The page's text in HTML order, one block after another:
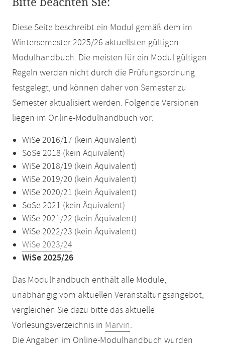
Diese Seite beschreibt ein Modul gemäß dem im
Wintersemester 2025/26 aktuellsten gültigen
Modulhandbuch. Die meisten für ein Modul gültigen
Regeln werden nicht durch die Prüfungsordnung
festgelegt, und können daher von Semester zu
Semester aktualisiert werden. Folgende Versionen
liegen im Online-Modulhandbuch vor:
WiSe 2016/17 (kein Äquivalent)
SoSe 2018 (kein Äquivalent)
WiSe 2018/19 (kein Äquivalent)
WiSe 2019/20 (kein Äquivalent)
WiSe 2020/21 (kein Äquivalent)
SoSe 2021 (kein Äquivalent)
WiSe 2021/22 (kein Äquivalent)
WiSe 2022/23 (kein Äquivalent)
WiSe 2023/24
WiSe 2025/26
Das Modulhandbuch enthält alle Module,
unabhängig vom aktuellen Veranstaltungsangebot,
vergleichen Sie dazu bitte das aktuelle
Vorlesungsverzeichnis in Marvin.
Die Angaben im Online-Modulhandbuch wurden